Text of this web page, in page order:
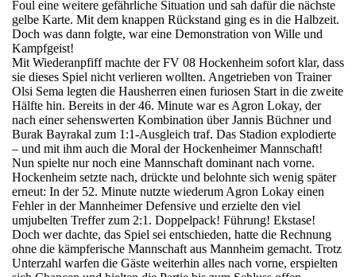
Foul eine weitere gefährliche Situation und sah dafür die nächste
gelbe Karte. Mit dem knappen Rückstand ging es in die Halbzeit.
Doch was dann folgte, war eine Demonstration von Wille und
Kampfgeist!
Mit Wiederanpfiff machte der FV 08 Hockenheim sofort klar, dass
sie dieses Spiel nicht verlieren wollten. Angetrieben von Trainer
Olsi Sema legten die Hausherren einen furiosen Start in die zweite
Hälfte hin. Bereits in der 46. Minute war es Agron Lokay, der
nach einer sehenswerten Kombination über Jannis Büchner und
Burak Bayrakal zum 1:1-Ausgleich traf. Das Stadion explodierte
– und mit ihm auch die Moral der Hockenheimer Mannschaft!
Nun spielte nur noch eine Mannschaft dominant nach vorne.
Hockenheim setzte nach, drückte und belohnte sich wenig später
erneut: In der 52. Minute nutzte wiederum Agron Lokay einen
Fehler in der Mannheimer Defensive und erzielte den viel
umjubelten Treffer zum 2:1. Doppelpack! Führung! Ekstase!
Doch wer dachte, das Spiel sei entschieden, hatte die Rechnung
ohne die kämpferische Mannschaft aus Mannheim gemacht. Trotz
Unterzahl warfen die Gäste weiterhin alles nach vorne, erspielten